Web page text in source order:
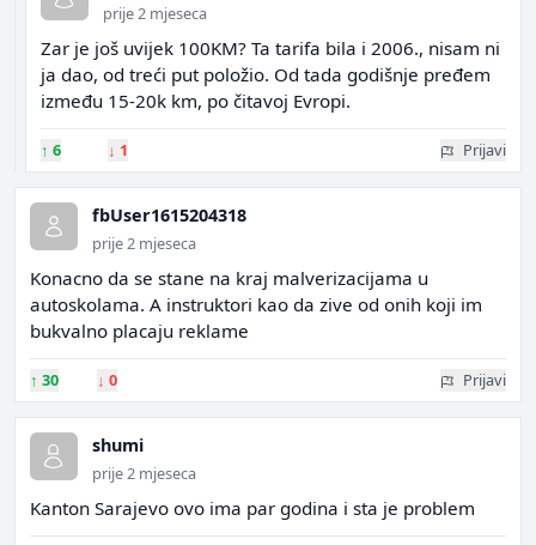
prije 2 mjeseca
Zar je još uvijek 100KM? Ta tarifa bila i 2006., nisam ni
ja dao, od treći put položio. Od tada godišnje pređem
između 15-20k km, po čitavoj Evropi.
↑ 6 ↓ 1 Prijavi
fbUser1615204318
prije 2 mjeseca
Konacno da se stane na kraj malverizacijama u
autoskolama. A instruktori kao da zive od onih koji im
bukvalno placaju reklame
↑ 30 ↓ 0 Prijavi
shumi
prije 2 mjeseca
Kanton Sarajevo ovo ima par godina i sta je problem